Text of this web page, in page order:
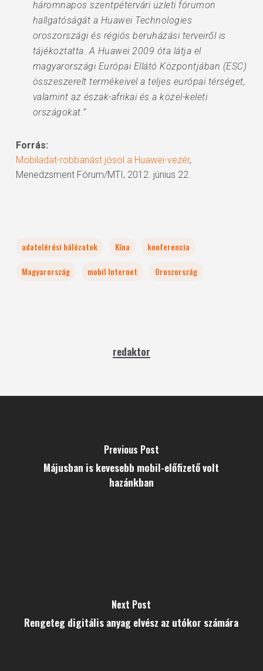
háromnapos szentpétervári üzleti fórumon
hallgatóságát a Huawei Technologies
oroszországi és régiós beruházási terveiről is
tájékoztatta. A Huawei 2009 óta látja el
magyarországi Európai Ellátó Központjában (ESC)
összeszerelt termékeivel a teljes európai térséget,
valamint az észak-afrikai és a közel-keleti
országokat.”
Forrás:
Mobiladat-robbanást jósol a Huawei-vezér,
Menedzsment Fórum/MTI, 2012. június 22.
adatelérési hálózatok Kína
konferencia
Magyarország
mobil Internet Oroszország
redaktor
Previous Post
Májusban is kevesebb mobil-előfizető volt
hazánkban
Next Post
Rengeteg digitális anyag elvész az utókor számára